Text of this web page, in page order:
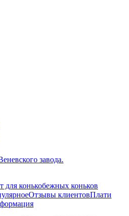
завода.
для конькобежных коньков
Отзывы клиентовПлати